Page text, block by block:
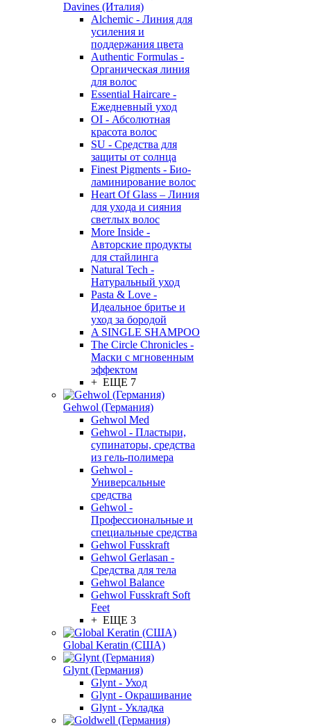
Davines (Италия)
Alchemic - Линия для
усиления и
поддержания цвета
Authentic Formulas -
Органическая линия
для волос
Essential Haircare -
Eжедневный уход
OI - Абсолютная
красота волос
SU - Средства для
защиты от солнца
Finest Pigments - Био-
ламинирование волос
Heart Of Glass – Линия
для ухода и сияния
светлых волос
More Inside -
Авторские продукты
для стайлинга
Natural Tech -
Натуральный уход
Pasta & Love -
Идеальное бритье и
уход за бородой
A SINGLE SHAMPOO
The Circle Chronicles -
Маски с мгновенным
эффектом
+ ЕЩЕ 7
Gehwol (Германия)
Gehwol Med
Gehwol - Пластыри,
супинаторы, средства
из гель-полимера
Gehwol -
Универсальные
средства
Gehwol -
Профессиональные и
специальные средства
Gehwol Fusskraft
Gehwol Gerlasan -
Средства для тела
Gehwol Balance
Gehwol Fusskraft Soft
Feet
+ ЕЩЕ 3
Global Keratin (США)
Glynt (Германия)
Glynt - Уход
Glynt - Окрашивание
Glynt - Укладка